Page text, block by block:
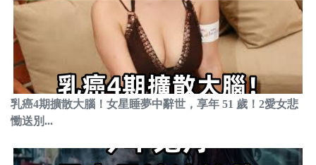
乳癌4期擴散大腦！女星睡夢中辭世，享年 51 歲！2愛女悲
慟送別...